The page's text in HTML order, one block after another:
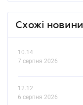
Схожі новини
10.14
7 серпня 2026
12.12
6 серпня 2026